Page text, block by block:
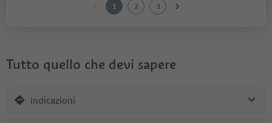
1 2 3
Tutto quello che devi sapere
Indicazioni